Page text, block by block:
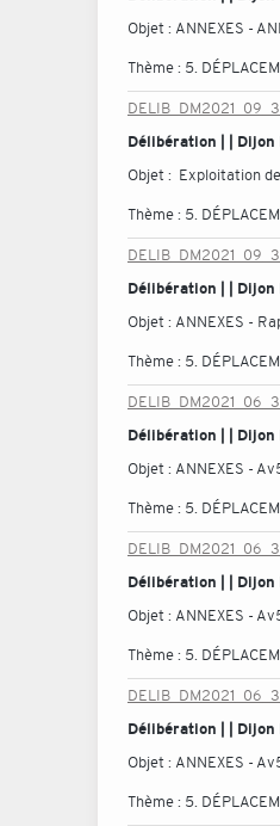
Objet : ANNEXES -
Thème : 5.
Délibération | |
Objet : Exploitation
Thème : 5.
Délibération | |
Objet : ANNEXES -
Thème : 5.
Délibération | |
Objet : ANNEXES -
Thème : 5.
Délibération | |
Objet : ANNEXES -
Thème : 5.
Délibération | |
Objet : ANNEXES -
Thème : 5.